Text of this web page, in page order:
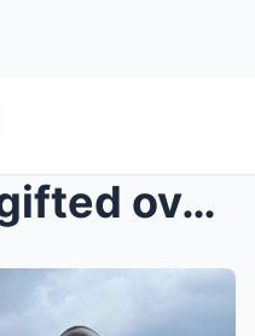
Rick Ross is gifted over $100k worth of bling by h...